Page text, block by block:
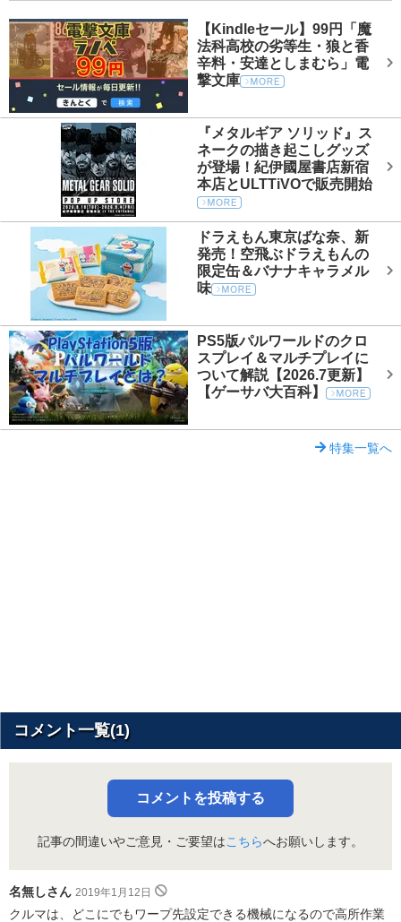
【Kindleセール】99円「魔
法科高校の劣等生・狼と香
辛料・安達としまむら」電
撃文庫
『メタルギア ソリッド』ス
ネークの描き起こしグッズ
が登場！紀伊國屋書店新宿
本店とULTTiVOで販売開始
ドラえもん東京ばな奈、新
発売！空飛ぶドラえもんの
限定缶＆バナナキャラメル
味
PS5版パルワールドのクロ
スプレイ＆マルチプレイに
ついて解説【2026.7更新】
【ゲーサバ大百科】
特集一覧へ
コメント一覧(1)
コメントを投稿する
記事の間違いやご意見・ご要望はこちらへお願いします。
名無しさん 2019年1月12日
クルマは、どこにでもワープ先設定できる機械になるので高所作業